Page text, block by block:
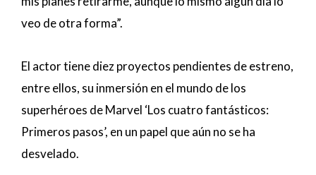
veo de otra forma”.
El actor tiene diez proyectos pendientes de estreno,
entre ellos, su inmersión en el mundo de los
superhéroes de Marvel ‘Los cuatro fantásticos:
Primeros pasos’, en un papel que aún no se ha
desvelado.